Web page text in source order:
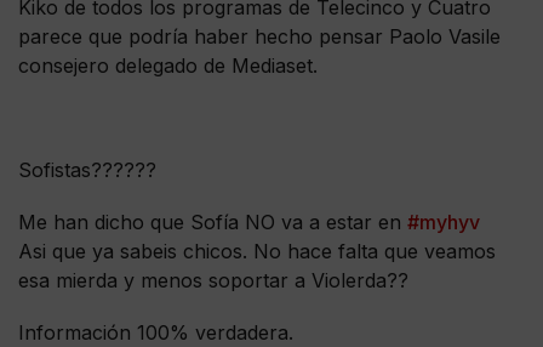
Kiko de todos los programas de Telecinco y Cuatro
parece que podría haber hecho pensar Paolo Vasile
consejero delegado de Mediaset.
Sofistas??????
Me han dicho que Sofía NO va a estar en #myhyv
Asi que ya sabeis chicos. No hace falta que veamos
esa mierda y menos soportar a Violerda??
Información 100% verdadera.